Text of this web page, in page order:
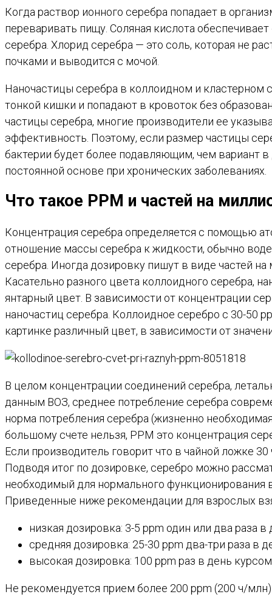
Когда раствор ионного серебра попадает в
переваривать пищу. Соляная кислота
серебра. Хлорид серебра — это соль, которая не
почками и выводится с мочой.
Наночастицы серебра в коллоидном и
тонкой кишки и попадают в кровоток без
частицы серебра, многие производители ее
эффективность. Поэтому, если размер частицы
бактерии будет более подавляющим, чем вариант
постоянной основе при хронических заболеваниях.
Что такое PPM и частей на
Концентрация серебра определяется с помощью
отношение массы серебра к жидкости, обычно
серебра. Иногда дозировку пишут в виде частей
Касательно разного цвета коллоидного серебра,
янтарный цвет. В зависимости от концентрации
наночастиц серебра. Коллоидное серебро с 30-50
картинке различный цвет, в зависимости от
В целом концентрации соединений серебра,
данным ВОЗ, среднее потребление серебра
норма потребления серебра (жизненно
большому счете нельзя, PPM это концентрация
Если производитель говорит что в чайной ложке
Подводя итог по дозировке, серебро можно
необходимый для нормального
Приведенные ниже рекомендации для взрослых
низкая дозировка: 3-5 ppm один или два раза
средняя дозировка: 25-30 ppm два-три раза в
высокая дозировка: 100 ppm раз в день
Не рекомендуется прием более 200 ppm (200 ч/